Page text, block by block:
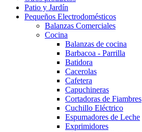
Patio y Jardín
Pequeños Electrodomésticos
Balanzas Comerciales
Cocina
Balanzas de cocina
Barbacoa - Parrilla
Batidora
Cacerolas
Cafetera
Capuchineras
Cortadoras de Fiambres
Cuchillo Eléctrico
Espumadores de Leche
Exprimidores